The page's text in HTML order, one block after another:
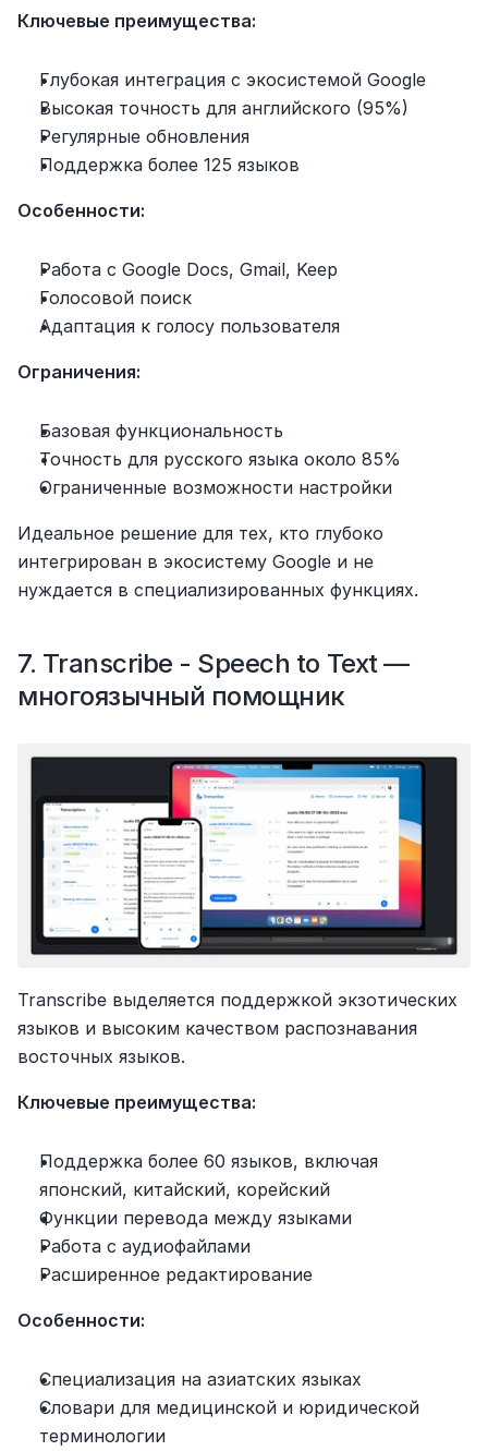
Ключевые преимущества:
Глубокая интеграция с экосистемой Google
Высокая точность для английского (95%)
Регулярные обновления
Поддержка более 125 языков
Особенности:
Работа с Google Docs, Gmail, Keep
Голосовой поиск
Адаптация к голосу пользователя
Ограничения:
Базовая функциональность
Точность для русского языка около 85%
Ограниченные возможности настройки
Идеальное решение для тех, кто глубоко
интегрирован в экосистему Google и не
нуждается в специализированных функциях.
7. Transcribe - Speech to Text —
многоязычный помощник
Transcribe выделяется поддержкой экзотических
языков и высоким качеством распознавания
восточных языков.
Ключевые преимущества:
Поддержка более 60 языков, включая
японский, китайский, корейский
Функции перевода между языками
Работа с аудиофайлами
Расширенное редактирование
Особенности:
Специализация на азиатских языках
Словари для медицинской и юридической
терминологии